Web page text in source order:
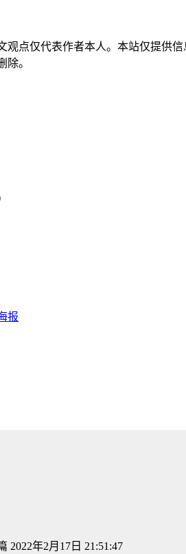
观点仅代表作者本人。本站仅提供
除。
报
2022年2月17日 21:51:47